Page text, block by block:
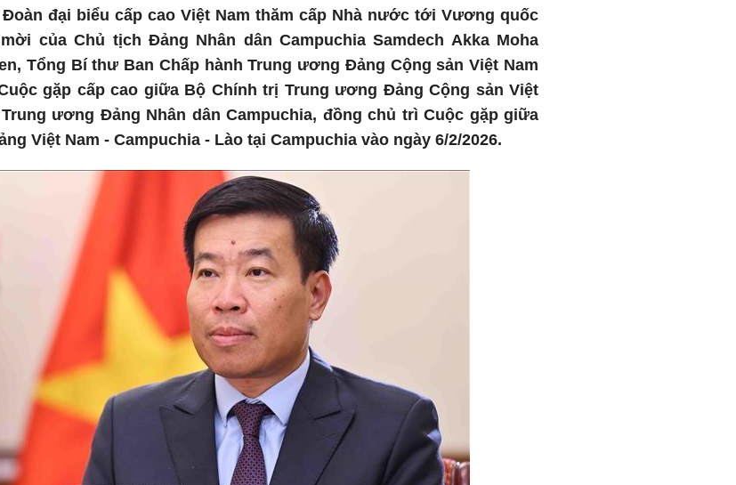
Đoàn đại biểu cấp cao Việt Nam thăm cấp Nhà nước tới Vương quốc
của Chủ tịch Đảng Nhân dân Campuchia Samdech Akka Moha
Tổng Bí thư Ban Chấp hành Trung ương Đảng Cộng sản Việt Nam
gặp cấp cao giữa Bộ Chính trị Trung ương Đảng Cộng sản Việt
ương Đảng Nhân dân Campuchia, đồng chủ trì Cuộc gặp giữa
Việt Nam - Campuchia - Lào tại Campuchia vào ngày 6/2/2026.